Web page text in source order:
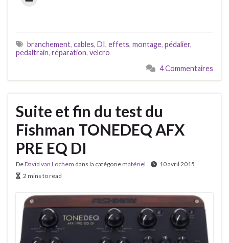
branchement, cables, DI, effets, montage, pédalier,
pedaltrain, réparation, velcro
4 Commentaires
Suite et fin du test du
Fishman TONEDEQ AFX
PRE EQ DI
DeDavid van Lochem dans la catégoriematériel
10 avril 2015
2 mins to read